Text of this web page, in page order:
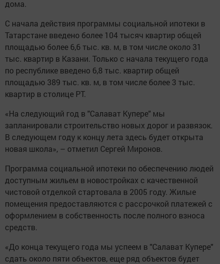
дома.
С начала действия программы социальной ипотеки в
Татарстане введено более 104 тысяч квартир общей
площадью более 6,6 тыс. кв. м, в том числе около 31
тыс. квартир в Казани. Только с начала текущего года
по республике введено 6,8 тыс. квартир общей
площадью 389 тыс. кв. м, в том числе более 3 тыс.
квартир в столице РТ.
«На следующий год в "Салават Купере" мы
запланировали строительство новых дорог и развязок.
В следующем году к концу лета здесь будет открыта
новая школа», – отметил Сергей Миронов.
Программа социальной ипотеки по обеспечению людей
доступным жильем в новостройках с качественной
чистовой отделкой стартовала в 2005 году. Жилые
помещения предоставляются с рассрочкой платежей с
оформлением в собственность после полного взноса
средств.
«До конца текущего года мы успеем в "Салават Купере"
сдать около пяти объектов, еще ряд объектов будет